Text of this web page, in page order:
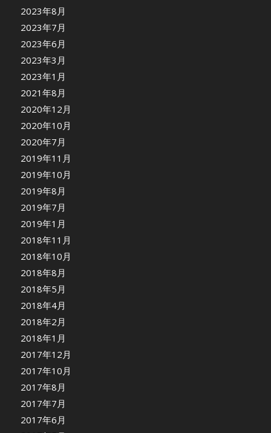
2023年8月
2023年7月
2023年6月
2023年3月
2023年1月
2021年8月
2020年12月
2020年10月
2020年7月
2019年11月
2019年10月
2019年8月
2019年7月
2019年1月
2018年11月
2018年10月
2018年8月
2018年5月
2018年4月
2018年2月
2018年1月
2017年12月
2017年10月
2017年8月
2017年7月
2017年6月